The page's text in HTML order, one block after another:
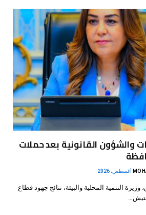
للنيابات والشؤون القانونية بعد حملات
التنمية المحلية والبيئة، نتائج جهود قطاع